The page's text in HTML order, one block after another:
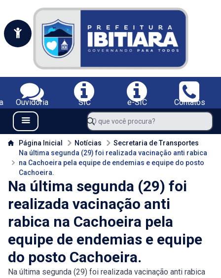
Portal da Prefeitura Municipal de Ibitiara-BA
Serviços da Prefeitura Municipal de Ibitiara-BA;
Ouvidoria SIC e-SIC
Contatos
Navegue pelo portal da Prefeitura de Ibitiara-BA
Menu Bar
O que você procura?
Conteúdo da Prefeitura de Ibitiara-BA
Página Inicial Notícias
Secretaria de Transportes
Na última segunda (29) foi realizada vacinação anti rabica
na Cachoeira pela equipe de endemias e equipe do posto
Cachoeira.
Na última segunda (29) foi
realizada vacinação anti
rabica na Cachoeira pela
equipe de endemias e equipe
do posto Cachoeira.
Na última segunda (29) foi realizada vacinação anti rabica